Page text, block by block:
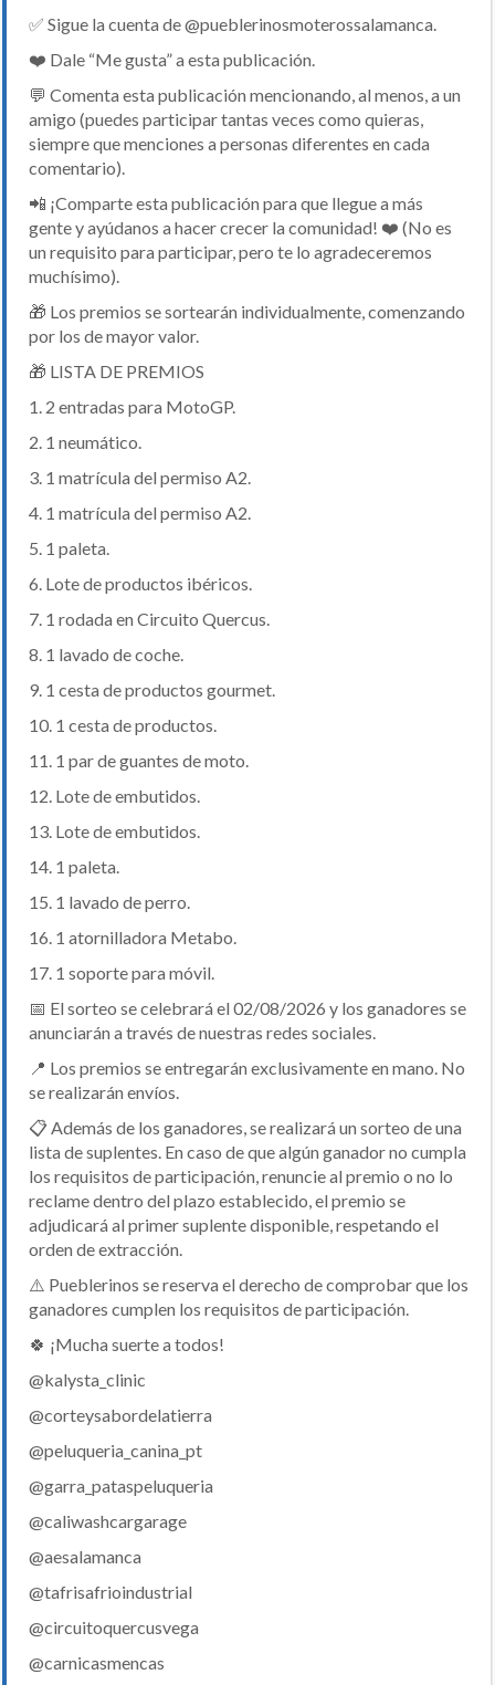
✅ Sigue la cuenta de @pueblerinosmoterossalamanca.
❤️ Dale “Me gusta” a esta publicación.
💬 Comenta esta publicación mencionando, al menos, a un
amigo (puedes participar tantas veces como quieras,
siempre que menciones a personas diferentes en cada
comentario).
📲 ¡Comparte esta publicación para que llegue a más
gente y ayúdanos a hacer crecer la comunidad! ❤️ (No es
un requisito para participar, pero te lo agradeceremos
muchísimo).
🎁 Los premios se sortearán individualmente, comenzando
por los de mayor valor.
🎁 LISTA DE PREMIOS
1. 2 entradas para MotoGP.
2. 1 neumático.
3. 1 matrícula del permiso A2.
4. 1 matrícula del permiso A2.
5. 1 paleta.
6. Lote de productos ibéricos.
7. 1 rodada en Circuito Quercus.
8. 1 lavado de coche.
9. 1 cesta de productos gourmet.
10. 1 cesta de productos.
11. 1 par de guantes de moto.
12. Lote de embutidos.
13. Lote de embutidos.
14. 1 paleta.
15. 1 lavado de perro.
16. 1 atornilladora Metabo.
17. 1 soporte para móvil.
📅 El sorteo se celebrará el 02/08/2026 y los ganadores se
anunciarán a través de nuestras redes sociales.
📍 Los premios se entregarán exclusivamente en mano. No
se realizarán envíos.
📋 Además de los ganadores, se realizará un sorteo de una
lista de suplentes. En caso de que algún ganador no cumpla
los requisitos de participación, renuncie al premio o no lo
reclame dentro del plazo establecido, el premio se
adjudicará al primer suplente disponible, respetando el
orden de extracción.
⚠️ Pueblerinos se reserva el derecho de comprobar que los
ganadores cumplen los requisitos de participación.
🍀 ¡Mucha suerte a todos!
@kalysta_clinic
@corteysabordelatierra
@peluqueria_canina_pt
@garra_pataspeluqueria
@caliwashcargarage
@aesalamanca
@tafrisafrioindustrial
@circuitoquercusvega
@carnicasmencas